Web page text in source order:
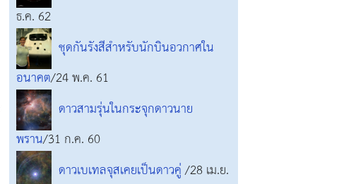
ธ.ค. 62
ชุดกันรังสีสำหรับนักบินอวกาศใน
อนาคต/24 พ.ค. 61
ดาวสามรุ่นในกระจุกดาวนาย
พราน/31 ก.ค. 60
ดาวเบเทลจุสเคยเป็นดาวคู่/28 เม.ย.